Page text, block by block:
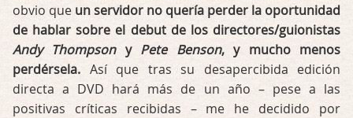
obvio que un servidor no quería perder la oportunidad
de hablar sobre el debut de los directores/guionistas
Andy Thompsony Pete Benson, y mucho menos
perdérsela. Así que tras su desapercibida edición
directa a DVD hará más de un año – pese a las
positivas críticas recibidas – me he decidido por